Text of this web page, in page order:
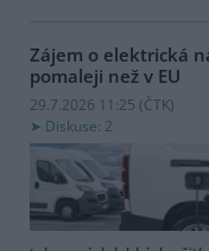
Zájem o elektrická
pomaleji než v EU
29.7.2026 11:25 (ČTK)
Diskuse: 2